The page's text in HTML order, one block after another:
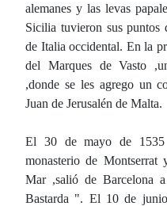
alemanes y las levas
Sicilia tuvieron sus puntos
de Italia occidental. En la
del Marques de Vasto
,donde se les agrego un
Juan de Jerusalén de Malta.
El 30 de mayo de 1535
monasterio de
Mar ,salió de Barcelona
Bastarda ". El 10 de